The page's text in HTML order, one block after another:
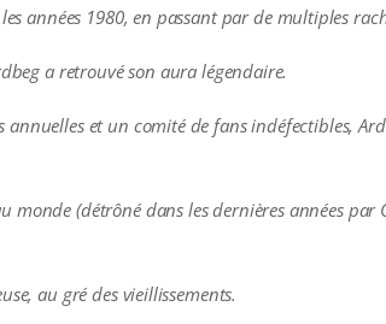
années 1980, en passant par de multiples
a retrouvé son aura légendaire.
et un comité de fans indéfectibles,
(détrôné dans les dernières années par
au gré des vieillissements.